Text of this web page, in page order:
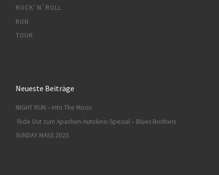
ROCK`N`ROLL
RUN
TOUR
Neueste Beiträge
NIGHT RUN – Into The Moon
Ride Out zum Apachen-Autokino-Special – Blues Brothers
SUNDAY MASS 2025